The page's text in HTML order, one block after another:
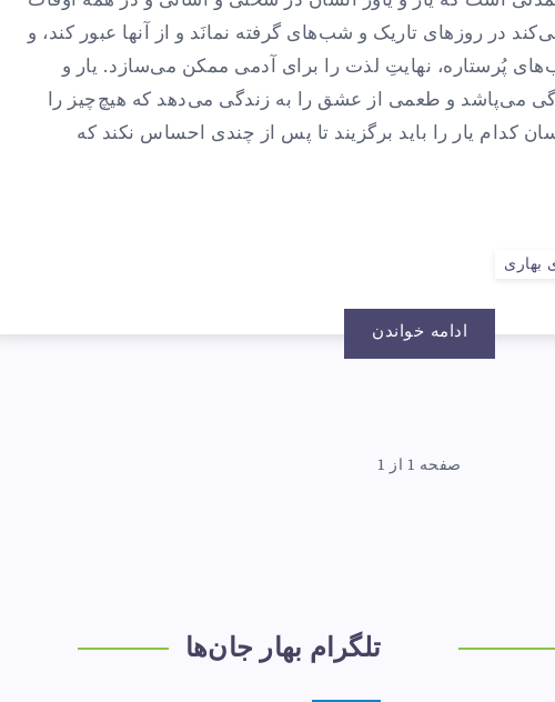
در روزهای تاریک و شب‌های گرفته نمانَد و از آنها عبور کند، و
پُرستاره، نهایتِ لذت را برای آدمی ممکن می‌سازد. یار و
می‌پاشد و طعمی از عشق را به زندگی می‌دهد که هیچ‌چیز را
کدام یار را باید برگزیند تا پس از چندی احساس نکند که
بهاری
ادامه خواندن
صفحه 1 از 1
تلگرام بهار جان‌ها